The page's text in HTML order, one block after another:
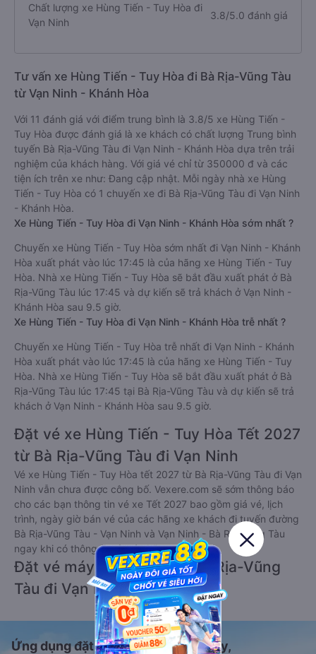
Chất lượng xe Hùng Tiến - Tuy Hòa đi
Vạn Ninh
3.8/5.0 đánh giá
Tư vấn xe Hùng Tiến - Tuy Hòa đi Bà Rịa-Vũng Tàu
từ Vạn Ninh - Khánh Hòa
Với 11 đánh giá với điểm trung bình là 3.8/5 xe Hùng Tiến -
Tuy Hòa được đánh giá là xe khách có chất lượng Trung bình
tuyến Bà Rịa-Vũng Tàu đi Vạn Ninh - Khánh Hòa dựa trên trải
nghiệm của khách hàng. Với giá vé chỉ từ 350000 đ và các
tiện ích trên xe như: Đang cập nhật. Mỗi ngày nhà xe Hùng
Tiến - Tuy Hòa có 1 chuyến xe đi Bà Rịa-Vũng Tàu đi Vạn Ninh
- Khánh Hòa.
Xe Hùng Tiến - Tuy Hòa đi Vạn Ninh - Khánh Hòa sớm nhất ?
Chuyến xe Hùng Tiến - Tuy Hòa sớm nhất đi Vạn Ninh - Khánh
Hòa xuất phát vào lúc 17:45 là của hãng xe Hùng Tiến - Tuy
Hòa. Nhà xe Hùng Tiến - Tuy Hòa sẽ bắt đầu xuất phát ở Bà
Rịa-Vũng Tàu lúc 17:45 và dự kiến sẽ trả khách ở Vạn Ninh -
Khánh Hòa sau 9.5 giờ.
Xe Hùng Tiến - Tuy Hòa đi Vạn Ninh - Khánh Hòa trễ nhất ?
Chuyến xe Hùng Tiến - Tuy Hòa trễ nhất đi Vạn Ninh - Khánh
Hòa xuất phát vào lúc 17:45 là của hãng xe Hùng Tiến - Tuy
Hòa. Nhà xe Hùng Tiến - Tuy Hòa sẽ bắt đầu xuất phát ở Bà
Rịa-Vũng Tàu lúc 17:45 tại Bà Rịa-Vũng Tàu và dự kiến sẽ trả
khách ở Vạn Ninh - Khánh Hòa sau 9.5 giờ.
Đặt vé xe Hùng Tiến - Tuy Hòa Tết 2027
từ Bà Rịa-Vũng Tàu đi Vạn Ninh
Vé xe Hùng Tiến - Tuy Hòa tết 2027 từ Bà Rịa-Vũng Tàu đi Vạn
Ninh vẫn chưa được công bố. Vexere.com sẽ sớm thông báo
cho các bạn thông tin vé xe Tết 2027 bao gồm giá vé, lịch
trình, ngày giờ bán vé của các hãng xe khách đi tuyến đường
Bà Rịa-Vũng Tàu - Vạn Ninh và Vạn Ninh - Bà Rịa-Vũng Tàu
ngay khi có thông tin từ các hãng xe.
Đặt vé máy bay giá rẻ từ Bà Rịa-Vũng
Tàu đi Vạn Ninh
Ứng dụng đặt vé Xe khách, Máy bay,